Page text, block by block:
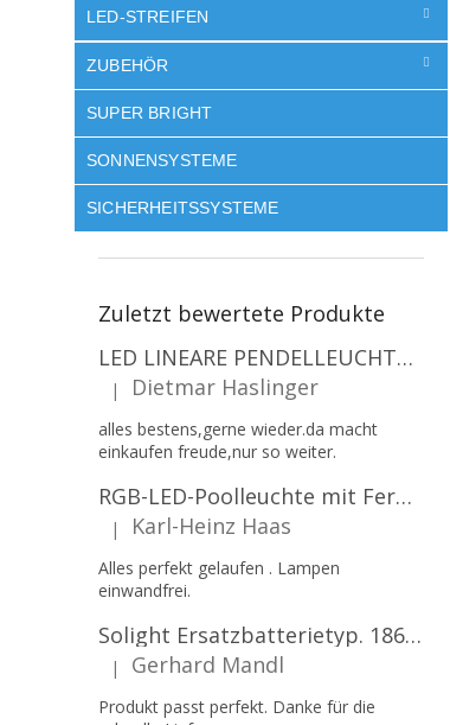
LED-STREIFEN
ZUBEHÖR
SUPER BRIGHT
SONNENSYSTEME
SICHERHEITSSYSTEME
Zuletzt bewertete Produkte
LED LINEARE PENDELLEUCHTE EXECULINE 120CM, 30W, 3750LM, 96°, 4000K, IP20, WEISS [207806]
Die Produktbewertung beträgt 5 von 5 Sternen.
| Dietmar Haslinger
alles bestens,gerne wieder.da macht
einkaufen freude,nur so weiter.
RGB-LED-Poolleuchte mit Fernbedienung, 12W, 1260lm, PAR56, 12V, 1+1 gratis!
Die Produktbewertung beträgt 5 von 5 Sternen.
| Karl-Heinz Haas
Alles perfekt gelaufen . Lampen
einwandfrei.
Solight Ersatzbatterietyp. 18650, 3,7 V, Li-Ion, 2200 mAh [WN900]
Die Produktbewertung beträgt 5 von 5 Sternen.
| Gerhard Mandl
Produkt passt perfekt. Danke für die